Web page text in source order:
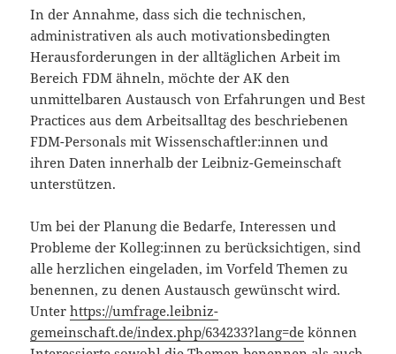
In der Annahme, dass sich die technischen,
administrativen als auch motivationsbedingten
Herausforderungen in der alltäglichen Arbeit im
Bereich FDM ähneln, möchte der AK den
unmittelbaren Austausch von Erfahrungen und Best
Practices aus dem Arbeitsalltag des beschriebenen
FDM-Personals mit Wissenschaftler:innen und
ihren Daten innerhalb der Leibniz-Gemeinschaft
unterstützen.
Um bei der Planung die Bedarfe, Interessen und
Probleme der Kolleg:innen zu berücksichtigen, sind
alle herzlichen eingeladen, im Vorfeld Themen zu
benennen, zu denen Austausch gewünscht wird.
Unterhttps://umfrage.leibniz-
gemeinschaft.de/index.php/634233?lang=de können